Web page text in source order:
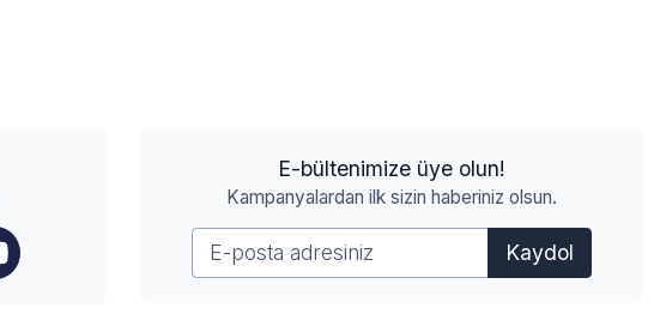
E-bültenimize üye olun!
Kampanyalardan ilk sizin haberiniz olsun.
Kaydol